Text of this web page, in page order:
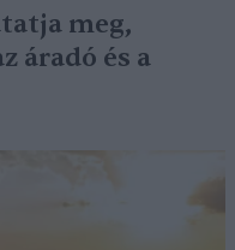
meg,
áradó és a